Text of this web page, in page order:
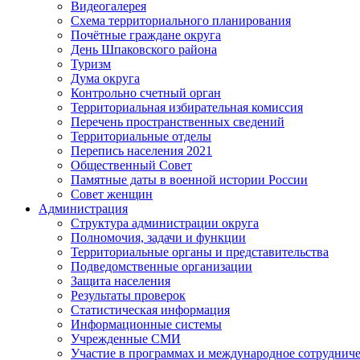
Видеогалерея
Схема территориального планирования
Почётные граждане округа
День Шпаковского района
Туризм
Дума округа
Контрольно счетный орган
Территориальная избирательная комиссия
Перечень пространственных сведений
Территориальные отделы
Перепись населения 2021
Общественный Совет
Памятные даты в военной истории России
Совет женщин
Администрация
Структура администрации округа
Полномочия, задачи и функции
Территориальные органы и представительства
Подведомственные организации
Защита населения
Результаты проверок
Статистическая информация
Информационные системы
Учрежденные СМИ
Участие в программах и международное